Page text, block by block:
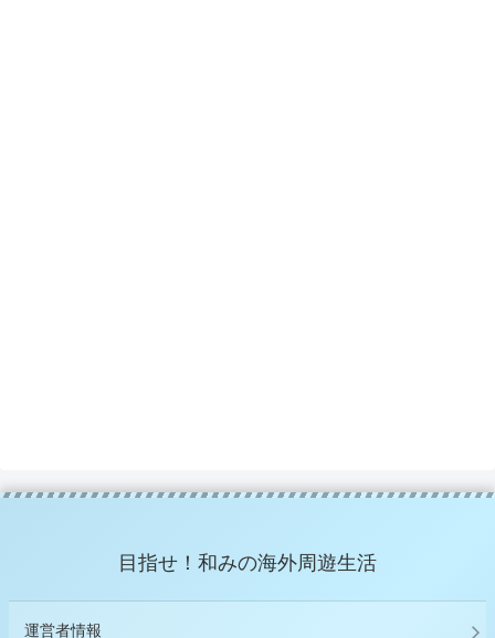
目指せ！和みの海外周遊生活
運営者情報